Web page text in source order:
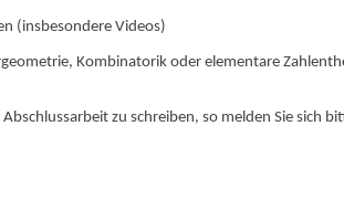
(insbesondere Videos)
Kombinatorik oder elementare
zu schreiben, so melden Sie sich